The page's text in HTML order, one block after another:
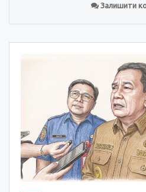
Залишити